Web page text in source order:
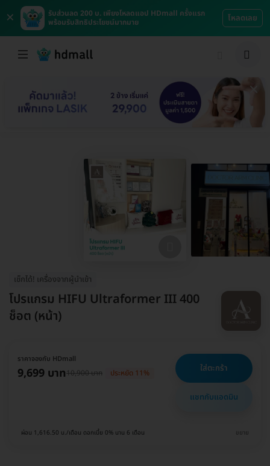
×
รับส่วนลด 200 บ. เพียงโหลดแอป HDmall ครั้งแรก
พร้อมรับสิทธิประโยชน์มากมาย
โหลดเลย
เช็กได้! เครื่องจากผู้นำเข้า
โปรแกรม HIFU Ultraformer III 400
ช็อต (หน้า)
ราคาจองกับ HDmall
9,699 บาท10,900 บาท ประหยัด 11% ใส่ตะกร้า
แชทกับแอดมิน
ผ่อน 1,616.50 บ./เดือน ดอกเบี้ย 0% นาน 6 เดือน ขยาย